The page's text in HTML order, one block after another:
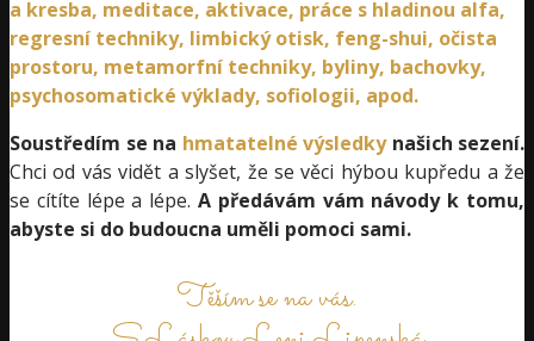
a kresba, meditace, aktivace, práce s hladinou alfa,
regresní techniky, limbický otisk, feng-shui, očista
prostoru, metamorfní techniky, byliny, bachovky,
psychosomatické výklady, sofiologii, apod.
Soustředím se na hmatatelné výsledky našich sezení.
Chci od vás vidět a slyšet, že se věci hýbou kupředu a že
se cítíte lépe a lépe. A předávám vám návody k tomu,
abyste si do budoucna uměli pomoci sami.
Těším se na vás.